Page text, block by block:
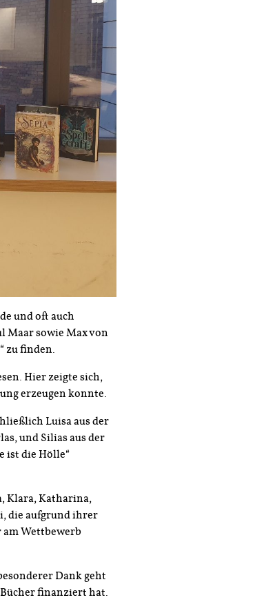
und oft auch
Maar sowie Max von
zu finden.
Hier zeigte sich,
erzeugen konnte.
Luisa aus der
und Silias aus der
ist die Hölle“
Klara, Katharina,
die aufgrund ihrer
Wettbewerb
Dank geht
Bücher finanziert hat.